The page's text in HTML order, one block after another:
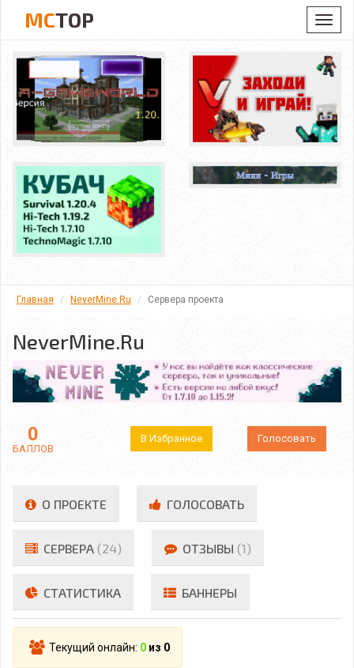
MCTOP
Главная NeverMine.Ru Сервера проекта
NeverMine.Ru
0
БАЛЛОВ
В Избранное Голосовать
О ПРОЕКТЕ ГОЛОСОВАТЬ
СЕРВЕРА (24) ОТЗЫВЫ (1)
СТАТИСТИКА БАННЕРЫ
Текущий онлайн: 0 из 0